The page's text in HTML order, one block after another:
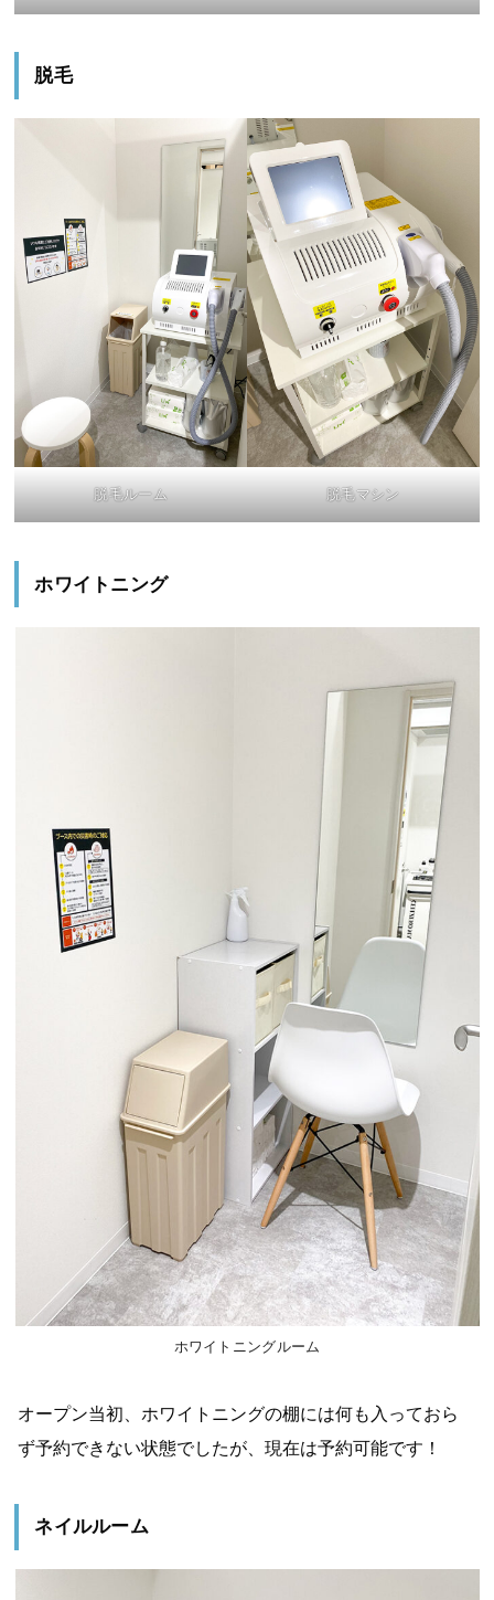
脱毛
脱毛ルーム 脱毛マシン
ホワイトニング
ホワイトニングルーム
オープン当初、ホワイトニングの棚には何も入っておら
ず予約できない状態でしたが、現在は予約可能です！
ネイルルーム